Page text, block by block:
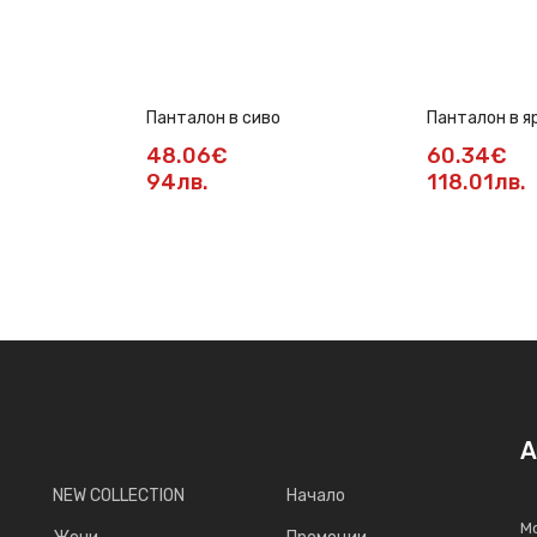
Панталон в сиво
48.06€
94лв.
Панталон в
60.34€
118.01лв.
NEW COLLECTION Начало